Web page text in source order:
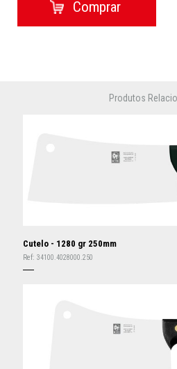
Produtos
Cutelo - 1280 gr 250mm
Ref: 34100.4028000.250